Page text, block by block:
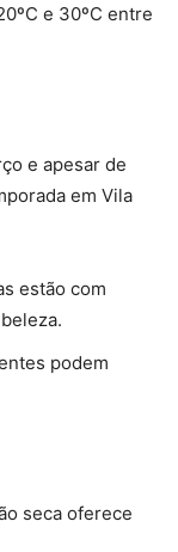
e 30ºC entre
e apesar de
em Vila
estão com
podem
seca oferece